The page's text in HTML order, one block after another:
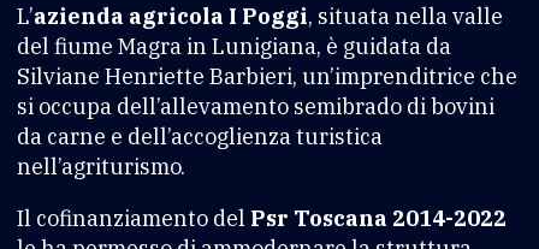
L’azienda agricola I Poggi, situata nella valle
del fiume Magra in Lunigiana, è guidata da
Silviane Henriette Barbieri, un’imprenditrice che
si occupa dell’allevamento semibrado di bovini
da carne e dell’accoglienza turistica
nell’agriturismo.
Il cofinanziamento del Psr Toscana 2014-2022